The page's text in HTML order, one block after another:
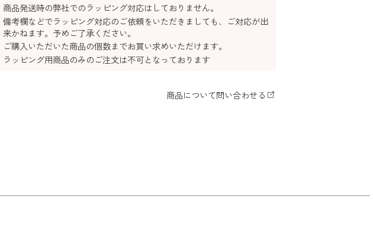
商品発送時の弊社でのラッピング対応はしておりません。
備考欄などでラッピング対応のご依頼をいただきましても、ご対応が出
来かねます。予めご了承ください。
ご購入いただいた商品の個数までお買い求めいただけます。
ラッピング用商品のみのご注文は不可となっております